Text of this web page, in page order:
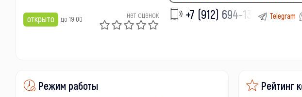
открыто до 19:00 нет оценок +7 (912) 694-13- Telegram
Режим работы Рейтинг